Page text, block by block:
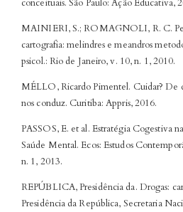
conceituais. São Paulo: Ação Educativa,
MAINIERI, S.; ROMAGNOLI, R. C.
cartografia: melindres e meandros
psicol.: Rio de Janeiro, v. 10, n. 1, 2010.
MÉLLO, Ricardo Pimentel. Cuidar? De
nos conduz. Curitiba: Appris, 2016.
PASSOS, E. et al. Estratégia Cogestiva
Saúde Mental. Ecos: Estudos
n. 1, 2013.
REPÚBLICA, Presidência da. Drogas:
Presidência da República, Secretaria